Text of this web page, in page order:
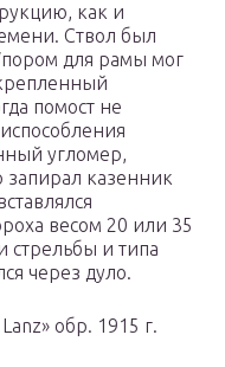
как и
Ствол был
для рамы мог
помост не
угломер,
запирал казенник
весом 20 или 35
стрельбы и типа
через дуло.
обр. 1915 г.